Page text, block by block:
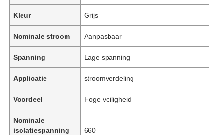
Kleur Grijs
Nominale stroom Aanpasbaar
Spanning Lage spanning
Applicatie stroomverdeling
Voordeel Hoge veiligheid
Nominale
isolatiespanning
660